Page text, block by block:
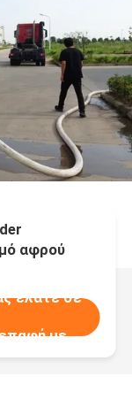
αφρού
ελάτε σε
με